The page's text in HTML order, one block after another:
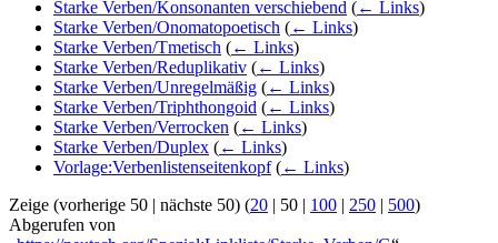
Starke Verben/Konsonanten verschiebend (← Links)
Starke Verben/Onomatopoetisch (← Links)
Starke Verben/Tmetisch (← Links)
Starke Verben/Reduplikativ (← Links)
Starke Verben/Unregelmäßig (← Links)
Starke Verben/Triphthongoid (← Links)
Starke Verben/Verrocken (← Links)
Starke Verben/Duplex (← Links)
Vorlage:Verbenlistenseitenkopf (← Links)
Zeige (vorherige 50 | nächste 50) (20 | 50 | 100 | 250 | 500)
Abgerufen von